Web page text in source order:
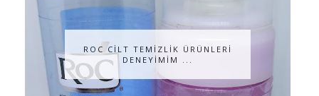
ROC CİLT TEMİZLİK ÜRÜNLERİ
DENEYİMİM ...